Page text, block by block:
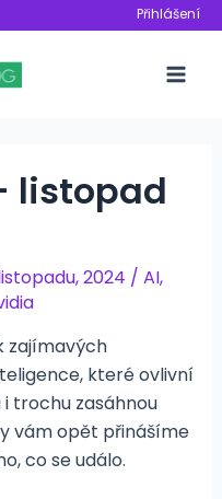
Přihlášení
listopad
2024 / AI,
zajímavých
které ovlivní
trochu zasáhnou
vám opět přinášíme
co se událo.